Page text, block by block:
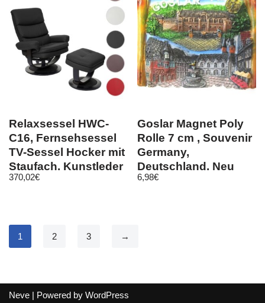
Relaxsessel HWC-
C16, Fernsehsessel
TV-Sessel Hocker mit
Staufach, Kunstleder
370,02€
Goslar Magnet Poly
Rolle 7 cm , Souvenir
Germany,
Deutschland, Neu
6,98€
1 2 3 →
Neve | Powered by WordPress